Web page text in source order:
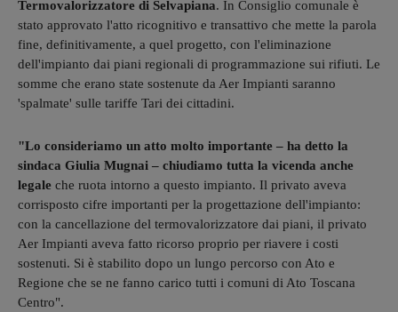
Termovalorizzatore di Selvapiana. In Consiglio comunale è
stato approvato l'atto ricognitivo e transattivo che mette la parola
fine, definitivamente, a quel progetto, con l'eliminazione
dell'impianto dai piani regionali di programmazione sui rifiuti. Le
somme che erano state sostenute da Aer Impianti saranno
'spalmate' sulle tariffe Tari dei cittadini.
"Lo consideriamo un atto molto importante – ha detto la
sindaca Giulia Mugnai – chiudiamo tutta la vicenda anche
legale che ruota intorno a questo impianto. Il privato aveva
corrisposto cifre importanti per la progettazione dell'impianto:
con la cancellazione del termovalorizzatore dai piani, il privato
Aer Impianti aveva fatto ricorso proprio per riavere i costi
sostenuti. Si è stabilito dopo un lungo percorso con Ato e
Regione che se ne fanno carico tutti i comuni di Ato Toscana
Centro".